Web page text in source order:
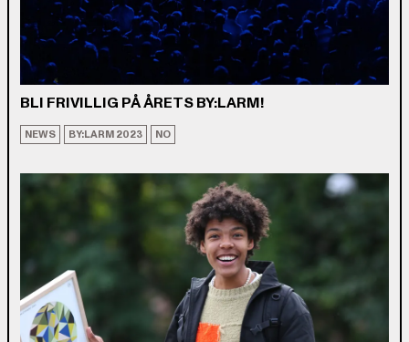
BLI FRIVILLIG PÅ ÅRETS BY:LARM!
NEWS BY:LARM 2023 NO